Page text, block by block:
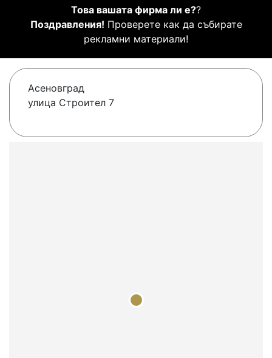
Това вашата фирма ли е??
Поздравления! Проверете как да събирате
рекламни материали!
Асеновград
улица Строител 7